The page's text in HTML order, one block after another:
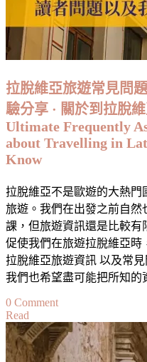
拉脫維亞旅遊常見問
驗分享 · 關於到拉脫
Ultimate Frequently
about Travelling in
Know
拉脫維亞不是歐遊的大熱門
旅遊。我們在出發之前自然
課，但旅遊資訊還是比較
促使我們在旅遊拉脫維亞時
拉脫維亞旅遊資訊 以及常
我們也希望盡可能把所知的
0 Commenton
脫
維
Read